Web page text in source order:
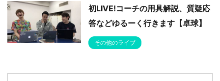
初LIVE!コーチの用具解説、質疑応
答などゆるーく行きます【卓球】
その他のライブ